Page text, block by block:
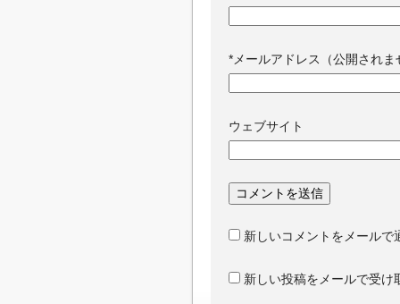
* メールアドレス（公開されま
ウェブサイト
新しいコメントをメールで
新しい投稿をメールで受け